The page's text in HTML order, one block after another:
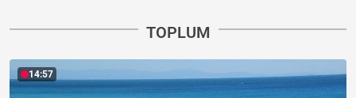
TOPLUM
14:57